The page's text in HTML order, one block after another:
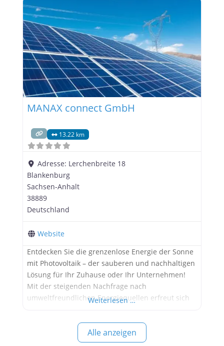
renommierter Anbieter für Photovoltaiklösungen
in Sachsen-Anhalt etabliert. 🌞 Maßgeschneiderte
Photovoltaiklösungen für
MANAX connect GmbH
13.22 km
Adresse: Lerchenbreite 18
Blankenburg
Sachsen-Anhalt
38889
Deutschland
Website
Entdecken Sie die grenzenlose Energie der Sonne
mit Photovoltaik – der sauberen und nachhaltigen
Lösung für Ihr Zuhause oder Ihr Unternehmen!
Mit der steigenden Nachfrage nach
umweltfreundlichen Energiequellen erfreut sich
und ist eine Investition in die Zukunft. Die MANAX
connect GmbH in Blankenburg ist Ihr Experte für
maßgeschneiderte Photovoltaik-Lösungen, die
Weiterlesen …
Alle anzeigen